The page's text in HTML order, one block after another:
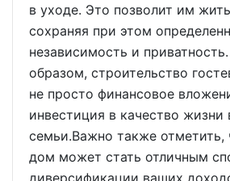
в уходе. Это позволит им
сохраняя при этом
независимость и
образом, строительство
не просто финансовое
инвестиция в качество жизни
семьи.Важно также отметить,
дом может стать отличным
диверсификации ваших